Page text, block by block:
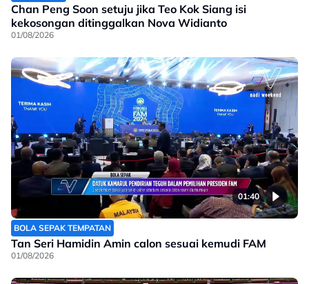
Chan Peng Soon setuju jika Teo Kok Siang isi
kekosongan ditinggalkan Nova Widianto
01/08/2026
01:40
BOLA SEPAK TEMPATAN
Tan Seri Hamidin Amin calon sesuai kemudi FAM
01/08/2026